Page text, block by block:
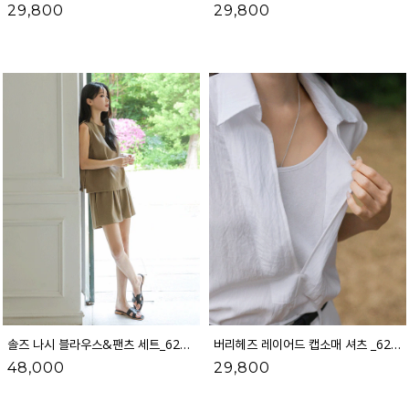
29,800
29,800
솔즈 나시 블라우스&팬츠 세트_62ST2061
48,000
버리헤즈 레이어드 캡소매 셔츠 _62SH2093
29,800